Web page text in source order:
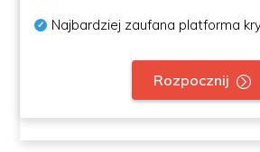
Najbardziej zaufana platforma
Rozpocznij